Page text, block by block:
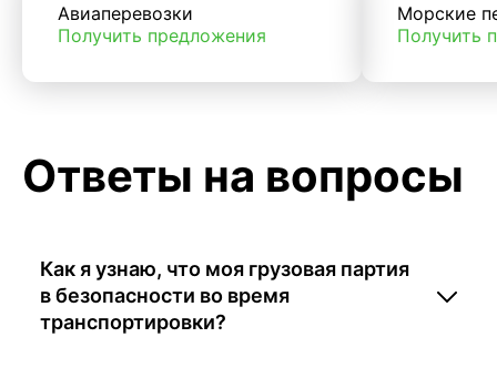
Авиаперевозки
Получить предложения
Морские
Получить
Ответы на вопросы
Как я узнаю, что моя грузовая партия
в безопасности во время
транспортировки?